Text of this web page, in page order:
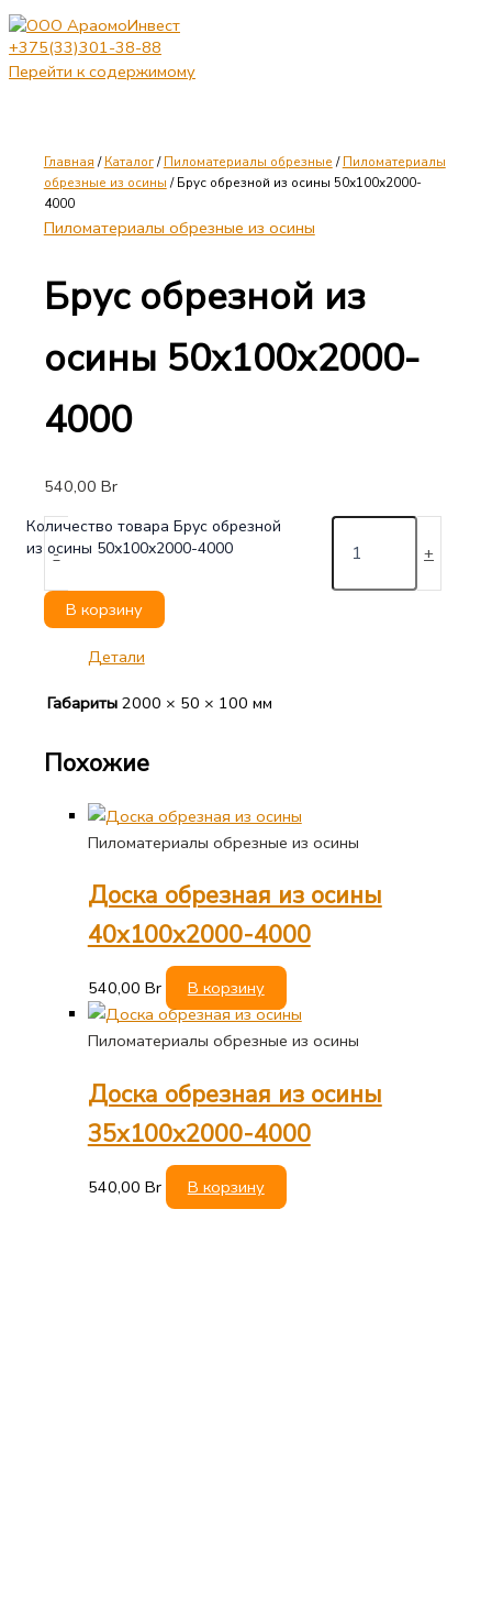
+375(33)301-38-88
Перейти к содержимому
Главная /Каталог/Пиломатериалы обрезные /Пиломатериалы
обрезные из осины / Брус обрезной из осины 50х100х2000-
4000
Пиломатериалы обрезные из осины
Брус обрезной из
осины 50х100х2000-
4000
540,00 Br
-
Количество товара Брус обрезной
из осины 50х100х2000-4000
+
В корзину
Детали
Габариты 2000 × 50 × 100 мм
Похожие
Пиломатериалы обрезные из осины
Доска обрезная из осины
40х100х2000-4000
540,00 Br В корзину
Пиломатериалы обрезные из осины
Доска обрезная из осины
35х100х2000-4000
540,00 Br В корзину